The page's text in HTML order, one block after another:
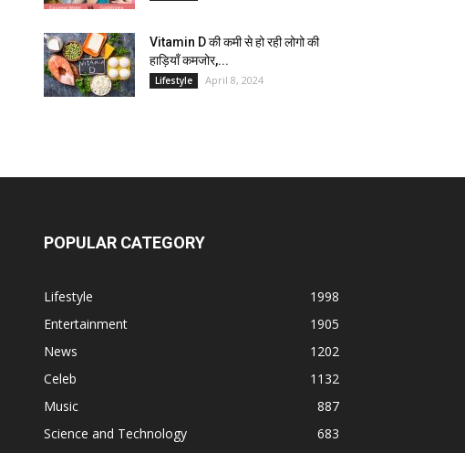
Vitamin D की कमी से हो रही लोगो की
हाड़ियाँ कमजोर,...
Lifestyle April 8, 2024
POPULAR CATEGORY
Lifestyle
1998
Entertainment
1905
News
1202
Celeb
1132
Music
887
Science and Technology
683